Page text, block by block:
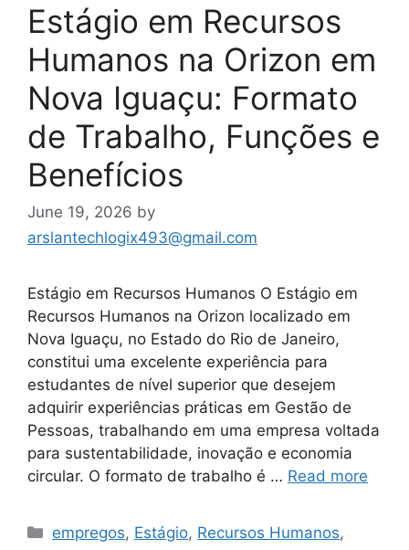
Estágio em Recursos
Humanos na Orizon em
Nova Iguaçu: Formato
de Trabalho, Funções e
Benefícios
June 19, 2026 by
arslantechlogix493@gmail.com
Estágio em Recursos Humanos O Estágio em
Recursos Humanos na Orizon localizado em
Nova Iguaçu, no Estado do Rio de Janeiro,
constitui uma excelente experiência para
estudantes de nível superior que desejem
adquirir experiências práticas em Gestão de
Pessoas, trabalhando em uma empresa voltada
para sustentabilidade, inovação e economia
circular. O formato de trabalho é … Read more
Categories
empregos, Estágio, Recursos Humanos,